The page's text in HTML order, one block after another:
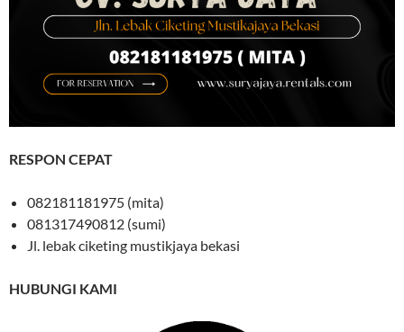
RESPON CEPAT
082181181975 (mita)
081317490812 (sumi)
Jl. lebak ciketing mustikjaya bekasi
HUBUNGI KAMI